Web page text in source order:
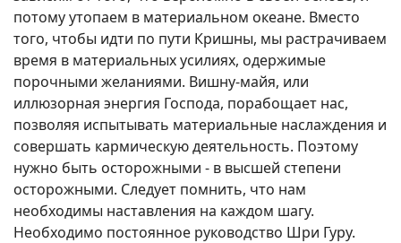
потому утопаем в материальном океане. Вместо
того, чтобы идти по пути Кришны, мы растрачиваем
время в материальных усилиях, одержимые
порочными желаниями. Вишну-майя, или
иллюзорная энергия Господа, порабощает нас,
позволяя испытывать материальные наслаждения и
совершать кармическую деятельность. Поэтому
нужно быть осторожными - в высшей степени
осторожными. Следует помнить, что нам
необходимы наставления на каждом шагу.
Необходимо постоянное руководство Шри Гуру.